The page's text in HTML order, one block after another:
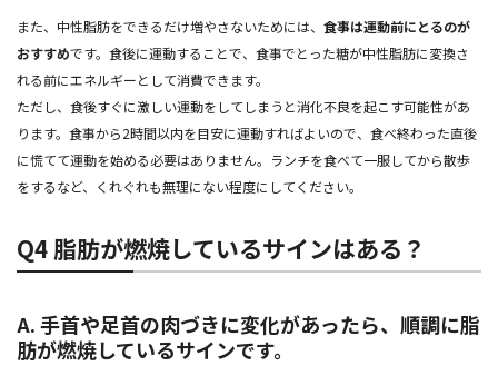
また、中性脂肪をできるだけ増やさないためには、 食事は運動前にとるのが
おすすめです。食後に運動することで、食事でとった糖が中性脂肪に変換さ
れる前にエネルギーとして消費できます。
ただし、食後すぐに激しい運動をしてしまうと消化不良を起こす可能性があ
ります。食事から2時間以内を目安に運動すればよいので、食べ終わった直後
に慌てて運動を始める必要はありません。ランチを食べて一服してから散歩
をするなど、くれぐれも無理にない程度にしてください。
Q4 脂肪が燃焼しているサインはある？
A. 手首や足首の肉づきに変化があったら、順調に脂
肪が燃焼しているサインです。